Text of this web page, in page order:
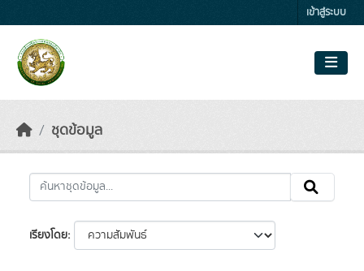
เข้าสู่ระบบ
ชุดข้อมูล
เรียงโดย